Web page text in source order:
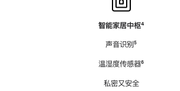
智能家居中枢脚
⁴
声音识别脚
⁵
温湿度传感器脚
⁶
私密又安全